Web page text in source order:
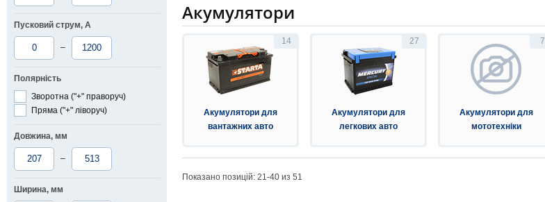
Акумулятори
14
Акумулятори для
вантажних авто
27
Акумулятори для
легкових авто
7
Акумулятори для
мототехніки
Показано позицій: 21-40 из 51
Пусковий струм, А
–
Полярність
Зворотна ("+" праворуч)
Пряма ("+" ліворуч)
Довжина, мм
–
Ширина, мм